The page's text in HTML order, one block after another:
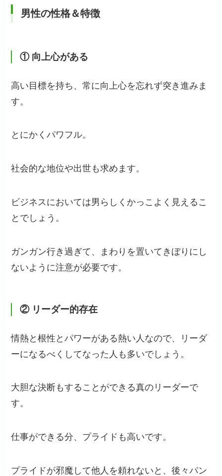
男性の性格＆特徴
① 向上心がある
高い目標を持ち、常に向上心を忘れず突き進みま
す。
とにかくパワフル。
社会的な地位や出世も求めます。
ビジネスにおいては男らしくかっこよく見えるこ
とでしょう。
ガンガン行き過ぎて、まわりを置いてきぼりにし
ないように注意が必要です。
② リーダー的存在
情熱と根性とパワーがある熱い人なので、リーダ
ーになるべくしてなった人も多いでしょう。
大胆な決断もすることができる真のリーダーで
す。
仕事ができる分、プライドも高いです。
プライドが邪魔して他人を頼れないと、後々パン